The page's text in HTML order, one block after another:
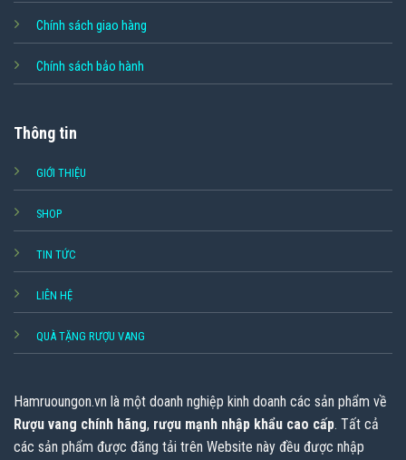
Chính sách giao hàng
Chính sách bảo hành
Thông tin
GIỚI THIỆU
SHOP
TIN TỨC
LIÊN HỆ
QUÀ TẶNG RƯỢU VANG
Hamruoungon.vn là một doanh nghiệp kinh doanh các sản phẩm về
Rượu vang chính hãng, rượu mạnh nhập khẩu cao cấp. Tất cả
các sản phẩm được đăng tải trên Website này đều được nhập